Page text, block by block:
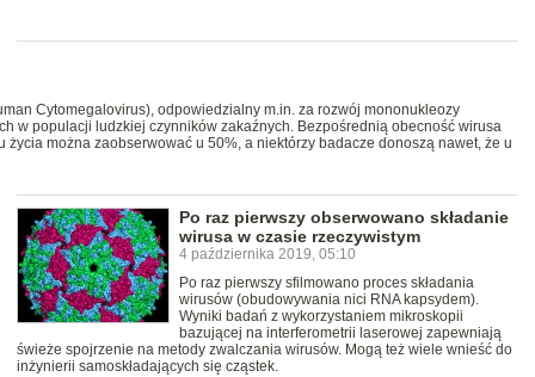
Cytomegalovirus), odpowiedzialny m.in. za rozwój mononukleozy
w populacji ludzkiej czynników zakaźnych. Bezpośrednią obecność wirusa
można zaobserwować u 50%, a niektórzy badacze donoszą nawet, że u
Po raz pierwszy obserwowano składanie
wirusa w czasie rzeczywistym
4 października 2019, 05:10
Po raz pierwszy sfilmowano proces składania
wirusów (obudowywania nici RNA kapsydem).
Wyniki badań z wykorzystaniem mikroskopii
bazującej na interferometrii laserowej zapewniają
świeże spojrzenie na metody zwalczania wirusów. Mogą też wiele wnieść do
inżynierii samoskładających się cząstek.